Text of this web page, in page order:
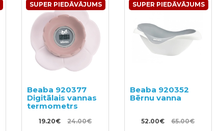
SUPER PIEDĀVĀJUMS
Beaba 920377
Digitālais vannas
termometrs
19.20€ 24.00€
SUPER PIEDĀVĀJUMS
Beaba 920352
Bērnu vanna
52.00€ 65.00€